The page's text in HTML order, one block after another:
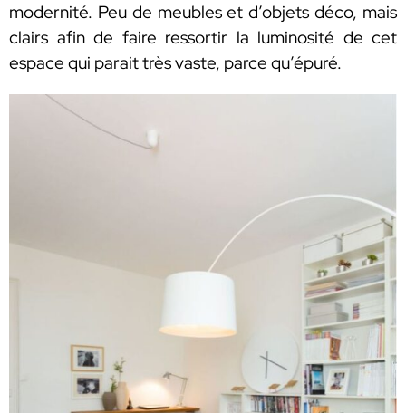
modernité. Peu de meubles et d’objets déco, mais
clairs afin de faire ressortir la luminosité de cet
espace qui parait très vaste, parce qu’épuré.